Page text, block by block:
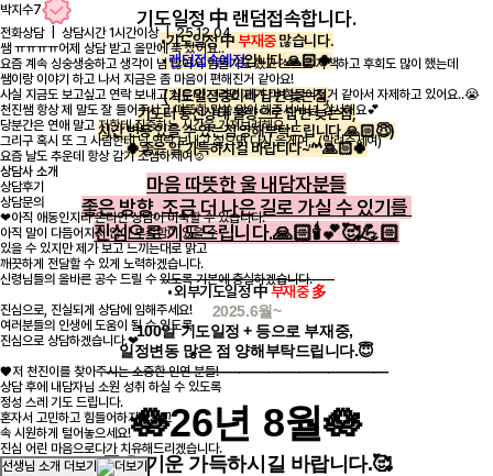
기도일정 中 랜덤접속합니다.
•기도일정 中부재중많습니다.
•랜덤접속예정입니다.🙏🏻🍀
(기도일정중이라 답변 늦는점,
기도터 통신상태 불량으로 답변 늦는점,
시간 변동 있을 수 있는점 양해부탁드립니다.🙏🏻😇)
🍀좋은 일 가득하시길 바랍니다~^^🙏🏻🍀
마음 따뜻한 울 내담자분들
좋은 방향, 조금 더 나은 길로 가실 수 있기를
진심으로 기도드립니다.🙏🏻🕯️💕🥰💪🏻
___________________________________
•외부기도일정 中부재중 多
2025.6월~
100일 기도일정 + 등으로 부재중,
일정변동 많은 점 양해부탁드립니다.😇
———————————————————
🪷26년 8월🪷
좋은 기운 가득하시길 바랍니다.🥰
박지수7
전화상담 | 상담시간 1시간이상 | 25.12.04
쌤 ㅠㅠㅠㅠ어제 상담 받고 올만에 푹 잤어요..
요즘 계속 싱숭생숭하고 생각이 넘 많아서 힘들기도 했고 스스로 자책하고 후회도 많이 했는데
쌤이랑 이야기 하고 나서 지금은 좀 마음이 편해진거 같아요!
사실 지금도 보고싶고 연락 보내고 싶은데 그러면 제가 더 힘들어질거 같아서 자제하고 있어요..😭
천진쌤 항상 제 말도 잘 들어주시고 따뜻한 말씀 많이 해주셔서 넘 감사해요💕
당분간은 연애 말고 저한테 집중하는 시간을 가져보려해요…!
그리구 혹시 또 그 사람한테 넘 연락 보내고 싶으면 다시 올게여,,,(말려주세여)
요즘 날도 추운데 항상 감기 조심하세여☺️
상담사 소개
상담후기
상담문의
❤아직 애동인지라 온라인 상담이 미숙할 수 있습니다.
아직 말이 다듬어지지 않아 부족함이 있을 수
있을 수 있지만 제가 보고 느끼는대로 맑고
깨끗하게 전달할 수 있게 노력하겠습니다.
신령님들의 올바른 공수 드릴 수 있도록 기본에 충실하겠습니다.
진심으로, 진실되게 상담에 임해주세요!
여러분들의 인생에 도움이 될 수 있도록
진심으로 상담하겠습니다.❤
♥저 천진이를 찾아주시는 소중한 인연 분들!
상담 후에 내담자님 소원 성취 하실 수 있도록
정성 스레 기도 드립니다.
혼자서 고민하고 힘들어하지마시고
속 시원하게 털어놓으세요!
진심 어린 마음으로다가 치유해드리겠습니다.
선생님 소개 더보기